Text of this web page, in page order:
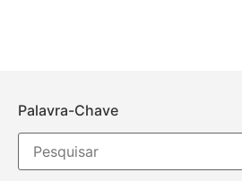
Palavra-Chave